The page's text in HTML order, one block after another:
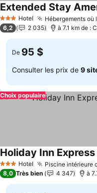
3 ÉtoilesHotel Hébergements où
Extended Stay
6,2 2 035 à 7.1 km de :
De 95 $
Consulter les prix de 9
Choix populaire
3 ÉtoilesHotel Piscine intérieure
Holiday Inn
8,0 Très bien 4 347 à